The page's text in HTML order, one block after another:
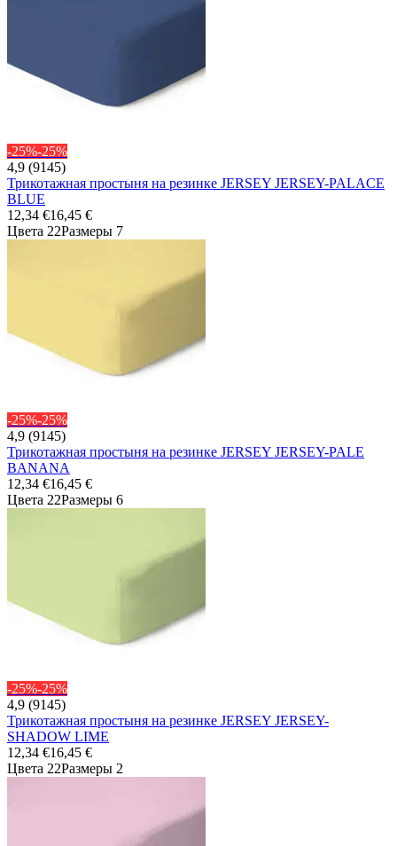
-25%-25%
4,9 (9145)
Трикотажная простыня на резинке JERSEY JERSEY-PALACE
BLUE
12,34 €16,45 €
Цвета 22Размеры 7
-25%-25%
4,9 (9145)
Трикотажная простыня на резинке JERSEY JERSEY-PALE
BANANA
12,34 €16,45 €
Цвета 22Размеры 6
-25%-25%
4,9 (9145)
Трикотажная простыня на резинке JERSEY JERSEY-
SHADOW LIME
12,34 €16,45 €
Цвета 22Размеры 2